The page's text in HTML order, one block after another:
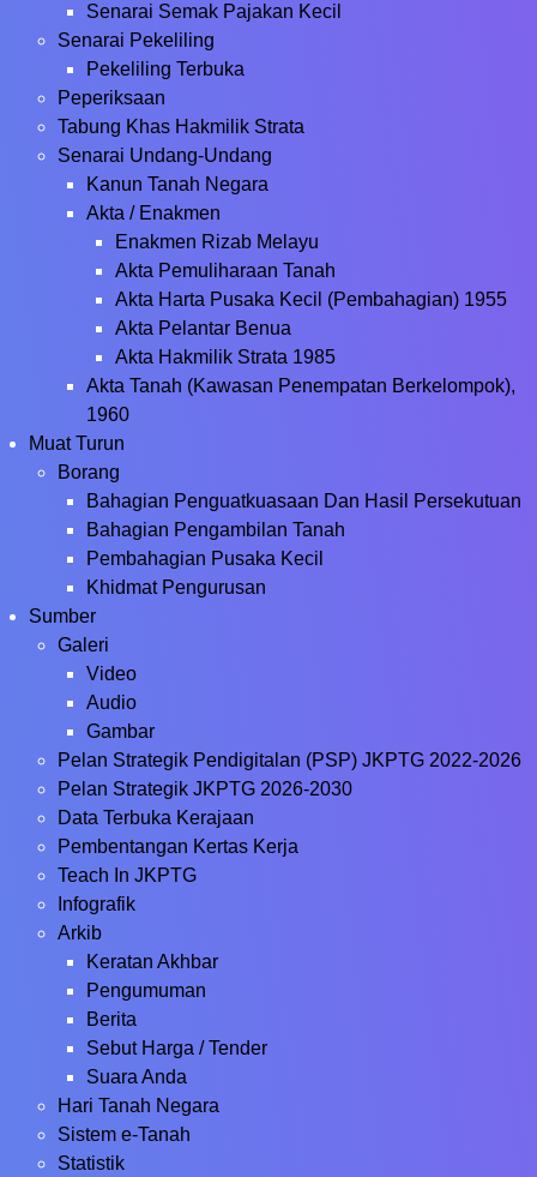
Senarai Semak Pajakan Kecil
Senarai Pekeliling
Pekeliling Terbuka
Peperiksaan
Tabung Khas Hakmilik Strata
Senarai Undang-Undang
Kanun Tanah Negara
Akta / Enakmen
Enakmen Rizab Melayu
Akta Pemuliharaan Tanah
Akta Harta Pusaka Kecil (Pembahagian) 1955
Akta Pelantar Benua
Akta Hakmilik Strata 1985
Akta Tanah (Kawasan Penempatan Berkelompok),
1960
Muat Turun
Borang
Bahagian Penguatkuasaan Dan Hasil Persekutuan
Bahagian Pengambilan Tanah
Pembahagian Pusaka Kecil
Khidmat Pengurusan
Sumber
Galeri
Video
Audio
Gambar
Pelan Strategik Pendigitalan (PSP) JKPTG 2022-2026
Pelan Strategik JKPTG 2026-2030
Data Terbuka Kerajaan
Pembentangan Kertas Kerja
Teach In JKPTG
Infografik
Arkib
Keratan Akhbar
Pengumuman
Berita
Sebut Harga / Tender
Suara Anda
Hari Tanah Negara
Sistem e-Tanah
Statistik